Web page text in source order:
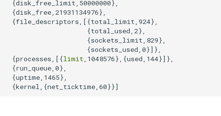
{disk_free_limit,50000000},
{disk_free,21931134976},
{file_descriptors,[{total_limit,924},
                    {total_used,2},
                    {sockets_limit,829},
                    {sockets_used,0}]},
{processes,[{limit,1048576},{used,144}]},
{run_queue,0},
{uptime,1465},